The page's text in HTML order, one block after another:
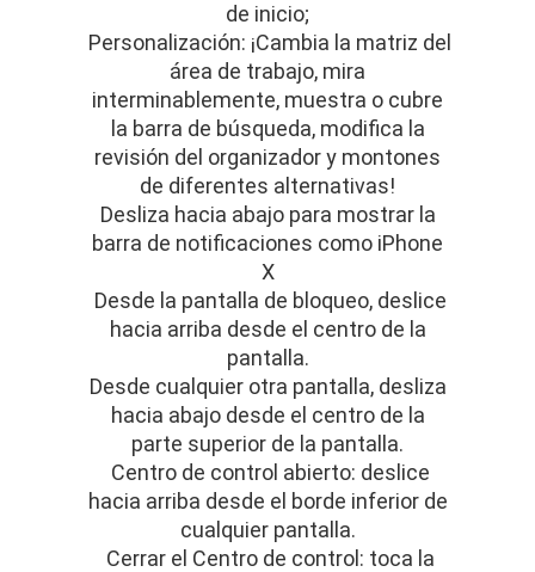
de inicio;
Personalización: ¡Cambia la matriz del
área de trabajo, mira
interminablemente, muestra o cubre
la barra de búsqueda, modifica la
revisión del organizador y montones
de diferentes alternativas!
Desliza hacia abajo para mostrar la
barra de notificaciones como iPhone
X
Desde la pantalla de bloqueo, deslice
hacia arriba desde el centro de la
pantalla.
Desde cualquier otra pantalla, desliza
hacia abajo desde el centro de la
parte superior de la pantalla.
Centro de control abierto: deslice
hacia arriba desde el borde inferior de
cualquier pantalla.
Cerrar el Centro de control: toca la